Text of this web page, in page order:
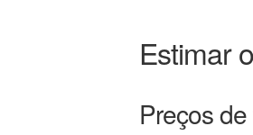
Estimar
Preços